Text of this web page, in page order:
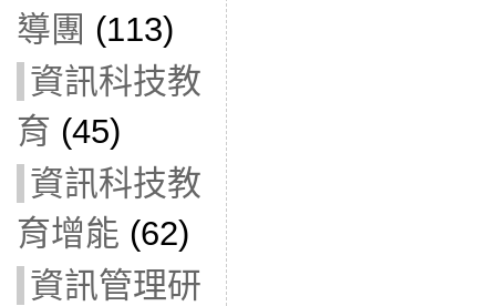
導團 (113)
資訊科技教
育 (45)
資訊科技教
育增能 (62)
資訊管理研